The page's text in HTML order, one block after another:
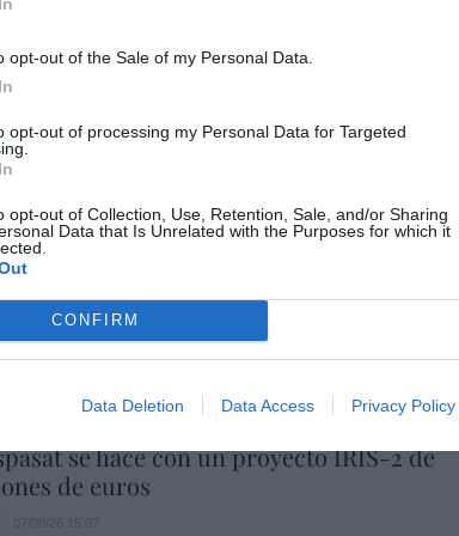
opt-out of the Sale of my Personal Data.
opt-out of processing my Personal Data for Targeted
opt-out of Collection, Use, Retention, Sale, and/or Sharing
Data that Is Unrelated with the Purposes for which it
CONFIRM
Data Deletion Data Access Privacy Policy
imposible de los Entrecanales: deuda al
a la baja y reputación en
se hace con un proyecto IRIS-2 de
de euros